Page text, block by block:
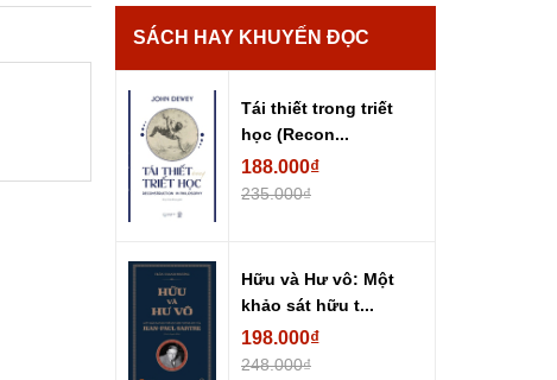
SÁCH HAY KHUYẾN ĐỌC
Tái thiết trong triết
học (Recon...
188.000₫
235.000₫
Hữu và Hư vô: Một
khảo sát hữu t...
198.000₫
248.000₫